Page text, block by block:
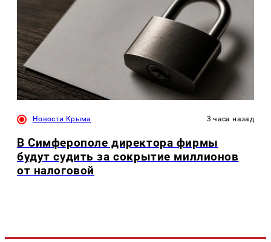
Новости Крыма 3 часа назад
В Симферополе директора фирмы
будут судить за сокрытие миллионов
от налоговой